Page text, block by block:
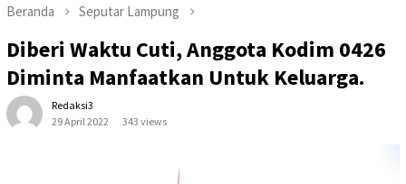
Beranda Seputar Lampung
Diberi Waktu Cuti, Anggota Kodim 0426
Diminta Manfaatkan Untuk Keluarga.
Redaksi3
29 April 2022
343 views